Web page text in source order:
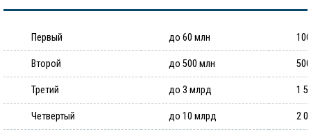
Первый до 60 млн
Второй до 500 млн
Третий до 3 млрд 1
Четвертый до 10 млрд 2